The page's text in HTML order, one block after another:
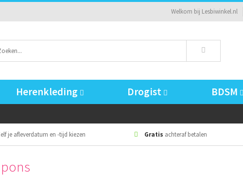
Welkom bij Lesbiwinkel.nl
Herenkleding Drogist BDSM
je afleverdatum en -tijd kiezen Gratis achteraf betalen